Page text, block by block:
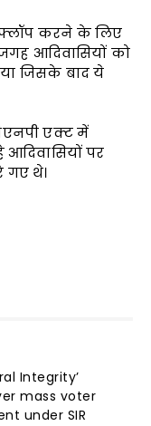
फ्लॉप करने के लिए
आदिवासियों को
जिसके बाद ये
एक्ट में
पर
गए थे।
Integrity’
mass voter
under SIR